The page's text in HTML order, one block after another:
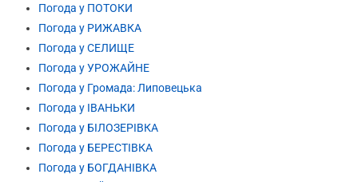
Погода у ПОТОКИ
Погода у РИЖАВКА
Погода у СЕЛИЩЕ
Погода у УРОЖАЙНЕ
Погода у Громада: Липовецька
Погода у ІВАНЬКИ
Погода у БІЛОЗЕРІВКА
Погода у БЕРЕСТІВКА
Погода у БОГДАНІВКА